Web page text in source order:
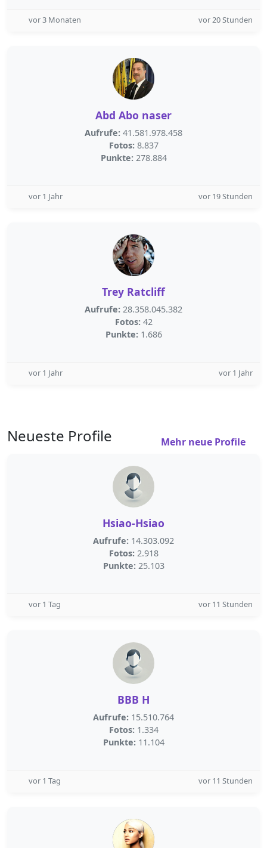
vor 3 Monaten vor 20 Stunden
Abd Abo naser
Aufrufe: 41.581.978.458
Fotos: 8.837
Punkte: 278.884
vor 1 Jahr vor 19 Stunden
Trey Ratcliff
Aufrufe: 28.358.045.382
Fotos: 42
Punkte: 1.686
vor 1 Jahr vor 1 Jahr
Neueste Profile Mehr neue Profile
Hsiao-Hsiao
Aufrufe: 14.303.092
Fotos: 2.918
Punkte: 25.103
vor 1 Tag vor 11 Stunden
BBB H
Aufrufe: 15.510.764
Fotos: 1.334
Punkte: 11.104
vor 1 Tag vor 11 Stunden